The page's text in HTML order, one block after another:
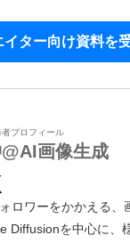
イター向け資料を
者プロフィール
画像生成
ロワーをかかえる、
Diffusionを中心に、